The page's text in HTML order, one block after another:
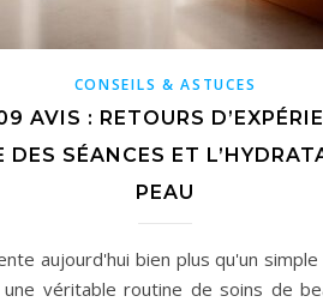
CONSEILS & ASTUCES
AVIS : RETOURS
DES SÉANCES ET
PEAU
aujourd'hui bien plus qu'un
véritable routine de soins de